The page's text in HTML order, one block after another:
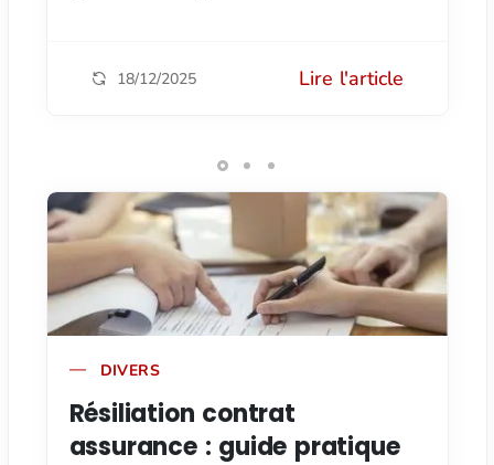
18/12/2025 Lire l'article
DIVERS
Résiliation contrat
assurance : guide pratique